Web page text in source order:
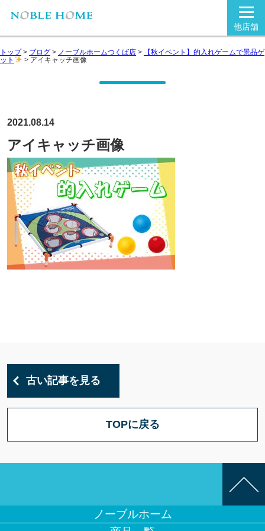
他店舗
トップ> ブログ > ノーブルホームつくば店 >
【秋イベント】的入れゲームで景品ゲ
ット
> アイキャッチ画像
2021.08.14
アイキャッチ画像
古い記事を見る
TOPに戻る
ノーブルホーム